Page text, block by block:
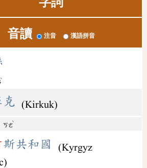
音讀 注音 漢語拼音
ˋ
克 (Kirkuk)
ㄎㄜ
ˋ
斯共和國
(Kyrgyz